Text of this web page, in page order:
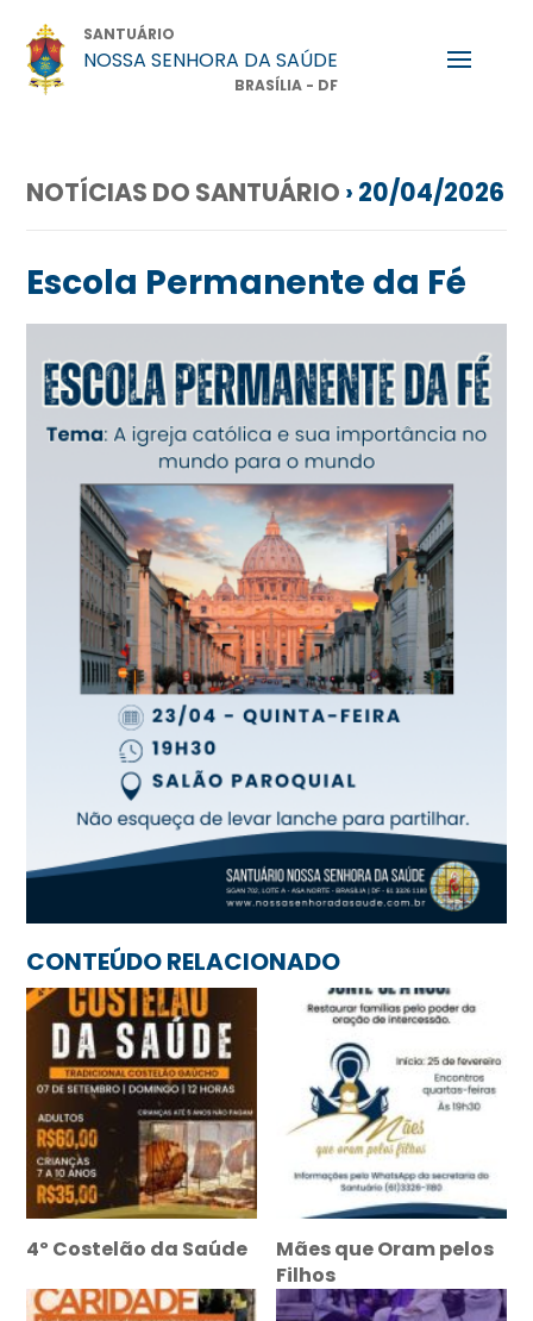
SANTUÁRIO
NOSSA SENHORA DA SAÚDE
BRASÍLIA - DF
NOTÍCIAS DO SANTUÁRIO › 20/04/2026
Escola Permanente da Fé
CONTEÚDO RELACIONADO
4º Costelão da Saúde
Mães que Oram pelos
Filhos